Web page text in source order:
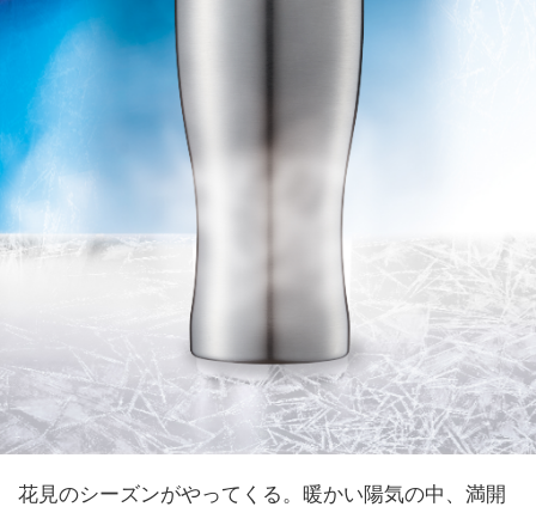
花見のシーズンがやってくる。暖かい陽気の中、満開